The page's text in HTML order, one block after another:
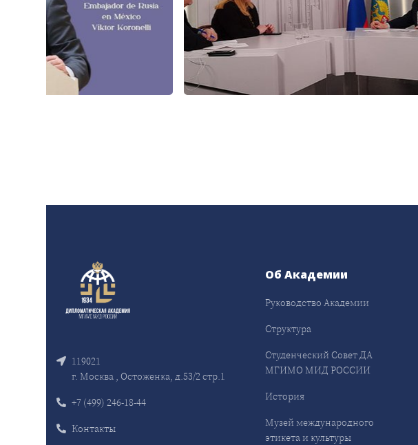
119021
г. Москва , Остоженка, д.53/2 стр.1
+7 (499) 246-18-44
Контакты
Об Академии
Руководство Академии
Структура
Студенческий Совет ДА
МГИМО МИД РОССИИ
История
Музей международного
этикета и культуры